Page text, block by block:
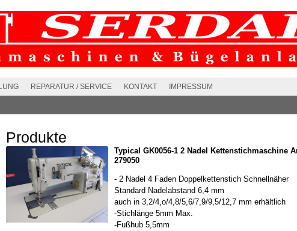
REPARATUR / SERVICE KONTAKT IMPRESSUM
Produkte
Typical GK0056-1 2 Nadel Kettenstichmaschine
279050
- 2 Nadel 4 Faden Doppelkettenstich Schnellnäher
Standard Nadelabstand 6,4 mm
auch in 3,2/4,o/4,8/5,6/7,9/9,5/12,7 mm erhältlich
-Stichlänge 5mm Max.
-Fußhub 5,5mm